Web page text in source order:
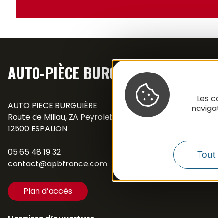
Les
Tout
AUTO-PIÈCE BURGUIÈRE
AUTO PIECE BURGUIÈRE
Route de Millau, ZA Peyrolebade
12500 ESPALION
05 65 48 19 32
contact@apbfrance.com
Plan d’accès